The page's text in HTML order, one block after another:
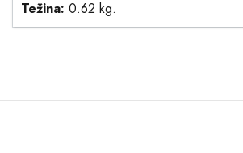
Težina: 0.62 kg.